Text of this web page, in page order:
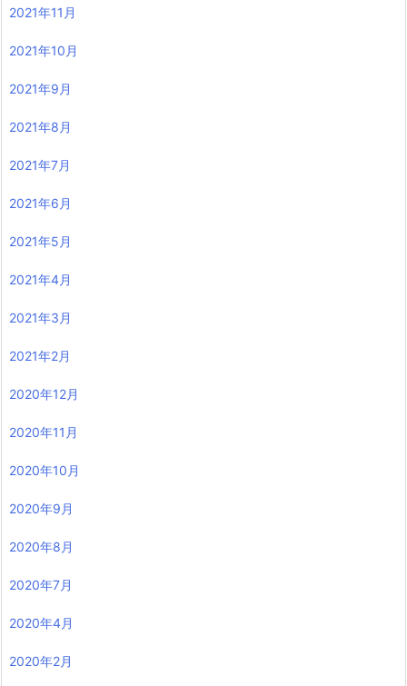
2021年11月
2021年10月
2021年9月
2021年8月
2021年7月
2021年6月
2021年5月
2021年4月
2021年3月
2021年2月
2020年12月
2020年11月
2020年10月
2020年9月
2020年8月
2020年7月
2020年4月
2020年2月